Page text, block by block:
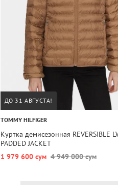
ДО 31 АВГУСТА!
TOMMY HILFIGER
Куртка демисезонная REVERSIBLE
PADDED JACKET
1 979 600 сум 4 949 000 сум